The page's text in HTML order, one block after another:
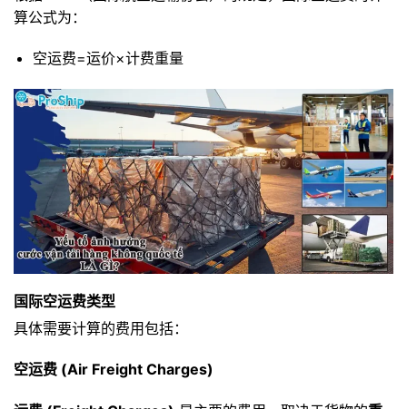
算公式为：
空运费=运价×计费重量
国际空运费类型
具体需要计算的费用包括：
空运费 (Air Freight Charges)